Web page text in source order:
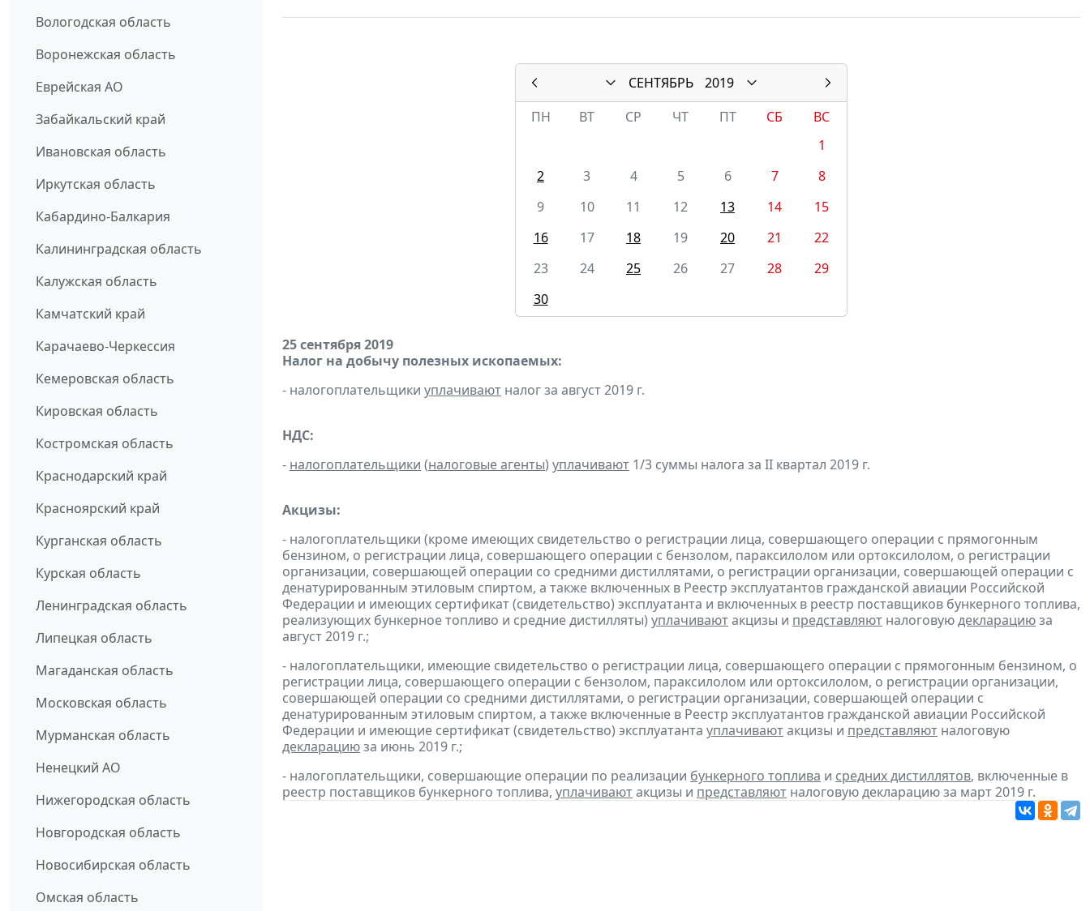
Вологодская область
Воронежская область
Еврейская АО
Забайкальский край
Ивановская область
Иркутская область
Кабардино-Балкария
Калининградская область
Калужская область
Камчатский край
Карачаево-Черкессия
Кемеровская область
Кировская область
Костромская область
Краснодарский край
Красноярский край
Курганская область
Курская область
Ленинградская область
Липецкая область
Магаданская область
Московская область
Мурманская область
Ненецкий АО
Нижегородская область
Новгородская область
Новосибирская область
Омская область
СЕНТЯБРЬ
2019
ПН
ВТ СР ЧТ ПТ СБ
ВС
1
2
3 4 5 6 7
8
9
10 11 12 13 14
15
16
17 18 19 20 21
22
23
24 25 26 27 28
29
30
25 сентября 2019
Налог на добычу полезных ископаемых:
- налогоплательщики уплачивают налог за август 2019 г.
НДС:
- налогоплательщики (налоговые агенты) уплачивают 1/3 суммы налога за II квартал 2019 г.
Акцизы:
- налогоплательщики (кроме имеющих свидетельство о регистрации лица, совершающего операции с прямогонным
бензином, о регистрации лица, совершающего операции с бензолом, параксилолом или ортоксилолом, о регистрации
организации, совершающей операции со средними дистиллятами, о регистрации организации, совершающей операции с
денатурированным этиловым спиртом, а также включенных в Реестр эксплуатантов гражданской авиации Российской
Федерации и имеющих сертификат (свидетельство) эксплуатанта и включенных в реестр поставщиков бункерного топлива,
реализующих бункерное топливо и средние дистилляты) уплачиваютакцизы и представляют налоговуюдекларациюза
август 2019 г.;
- налогоплательщики, имеющие свидетельство о регистрации лица, совершающего операции с прямогонным бензином, о
регистрации лица, совершающего операции с бензолом, параксилолом или ортоксилолом, о регистрации организации,
совершающей операции со средними дистиллятами, о регистрации организации, совершающей операции с
денатурированным этиловым спиртом, а также включенные в Реестр эксплуатантов гражданской авиации Российской
Федерации и имеющие сертификат (свидетельство) эксплуатанта уплачиваютакцизы и представляют налоговую
декларациюза июнь 2019 г.;
- налогоплательщики, совершающие операции по реализации бункерного топлива и средних дистиллятов, включенные в
реестр поставщиков бункерного топлива, уплачиваютакцизы и представляют налоговую декларацию за март 2019 г.